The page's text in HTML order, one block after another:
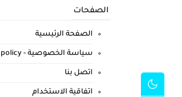
الصفحات
الصفحة الرئيسية
سياسة الخصوصية - Privacy policy
اتصل بنا
اتفاقية الاستخدام